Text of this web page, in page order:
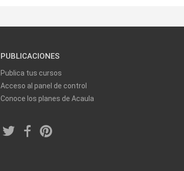
PUBLICACIONES
Publica tus cursos
Acceso al panel de control
Conoce los planes de Acaula